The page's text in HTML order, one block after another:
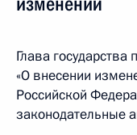
Глава
«О внесении
Российской
законодательные